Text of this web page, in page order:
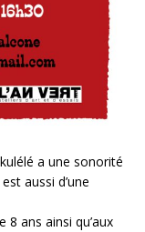
a une sonorité
aussi d’une
ans ainsi qu’aux